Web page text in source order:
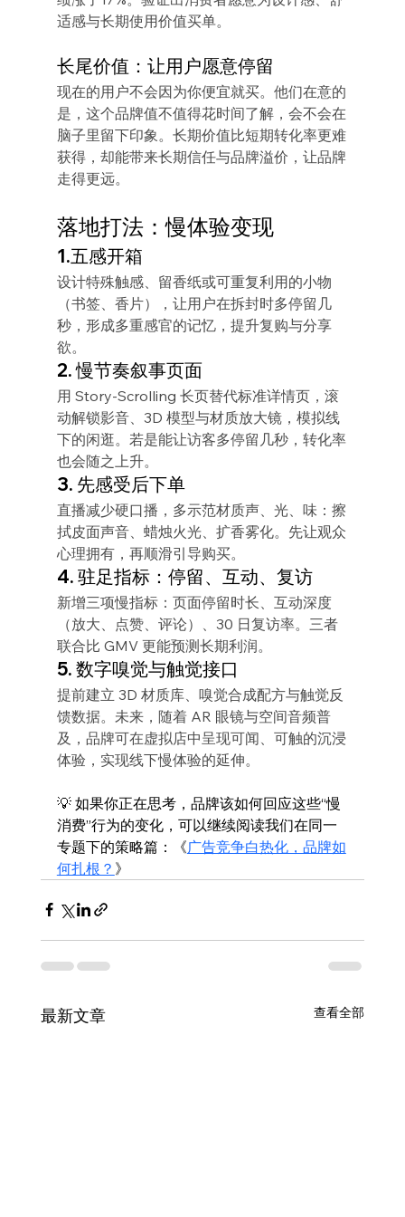
适感与长期使用价值买单。
长尾价值：让用户愿意停留
现在的用户不会因为你便宜就买。他们在意的
是，这个品牌值不值得花时间了解，会不会在
脑子里留下印象。长期价值比短期转化率更难
获得，却能带来长期信任与品牌溢价，让品牌
走得更远。
落地打法：慢体验变现
1.五感开箱
设计特殊触感、留香纸或可重复利用的小物
（书签、香片），让用户在拆封时多停留几
秒，形成多重感官的记忆，提升复购与分享
欲。
2. 慢节奏叙事页面
用 Story‑Scrolling 长页替代标准详情页，滚
动解锁影音、3D 模型与材质放大镜，模拟线
下的闲逛。若是能让访客多停留几秒，转化率
也会随之上升。
3. 先感受后下单
直播减少硬口播，多示范材质声、光、味：擦
拭皮面声音、蜡烛火光、扩香雾化。先让观众
心理拥有，再顺滑引导购买。
4. 驻足指标：停留、互动、复访
新增三项慢指标：页面停留时长、互动深度
（放大、点赞、评论）、30 日复访率。三者
联合比 GMV 更能预测长期利润。
5. 数字嗅觉与触觉接口
提前建立 3D 材质库、嗅觉合成配方与触觉反
馈数据。未来，随着 AR 眼镜与空间音频普
及，品牌可在虚拟店中呈现可闻、可触的沉浸
体验，实现线下慢体验的延伸。
💡 如果你正在思考，品牌该如何回应这些“慢
消费”行为的变化，可以继续阅读我们在同一
专题下的策略篇：《广告竞争白热化，品牌如
何扎根？ 》
最新文章 查看全部